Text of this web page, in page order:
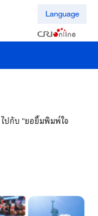
Language
ปกับ "ยอยิ้มพิมพ์ใจ